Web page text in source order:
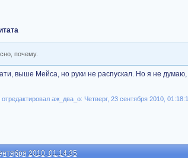
почему.
выше Мейса, но руки не распускал. Но я не думаю,
аж_два_о: Четверг, 23 сентября 2010,
2010, 01:14:35